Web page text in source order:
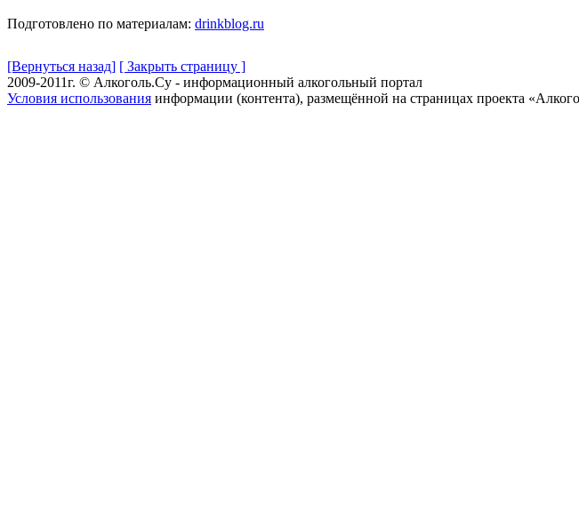
Подготовлено по материалам: drinkblog.ru
[Вернуться назад] [ Закрыть страницу ]
2009-2011г. © Алкоголь.Су - информационный алкогольный портал
Условия использования информации (контента), размещённой на страницах проекта